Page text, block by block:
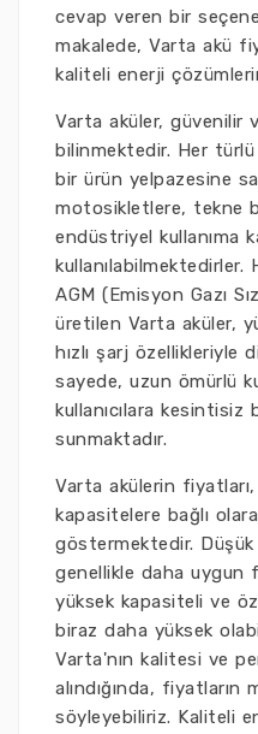
cevap veren bir
makalede, Varta akü
kaliteli enerji
Varta aküler, güvenilir
bilinmektedir. Her
bir ürün yelpazesine
motosikletlere, tekne
endüstriyel kullanıma
AGM (Emisyon Gazı
üretilen Varta aküler,
hızlı şarj özellikleriyle
sayede, uzun ömürlü
kullanıcılara kesintisiz
sunmaktadır.
Varta akülerin
kapasitelere bağlı
göstermektedir.
genellikle daha uygun
yüksek kapasiteli ve
biraz daha yüksek
Varta'nın kalitesi ve
alındığında, fiyatların
söyleyebiliriz. Kaliteli